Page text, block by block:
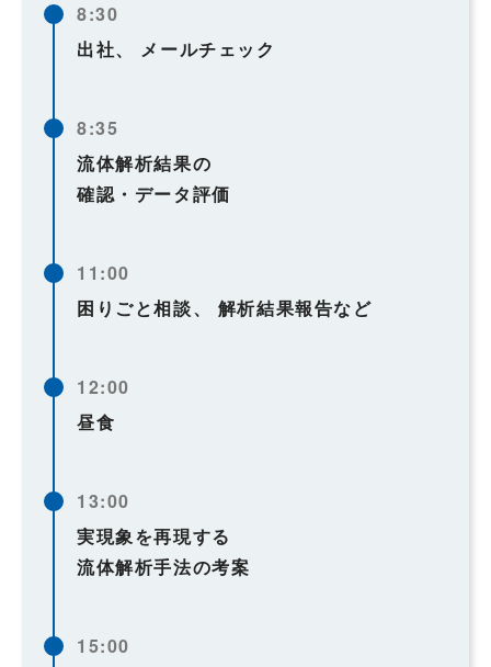
8:30
出社、 メールチェック
8:35
流体解析結果の
確認・データ評価
11:00
困りごと相談、 解析結果報告など
12:00
昼食
13:00
実現象を再現する
流体解析手法の考案
15:00